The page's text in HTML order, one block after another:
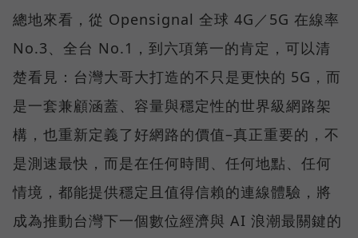
總地來看，從 Opensignal 全球 4G／5G 在線率
No.3、全台 No.1，到六項第一的肯定，可以清
楚看見：台灣大哥大打造的不只是更快的 5G，而
是一套兼顧涵蓋、容量與穩定性的世界級網路架
構，也重新定義了好網路的價值–真正重要的，不
是測速最快，而是在任何時間、任何地點、任何
情境，都能提供穩定且值得信賴的連線體驗，將
成為推動台灣下一個數位經濟與 AI 浪潮最關鍵的